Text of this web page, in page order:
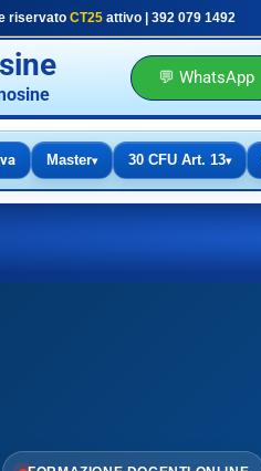
riservato CT25 attivo | 392 079 1492
💬 WhatsApp
Master▾ 30 CFU Art. 13▾